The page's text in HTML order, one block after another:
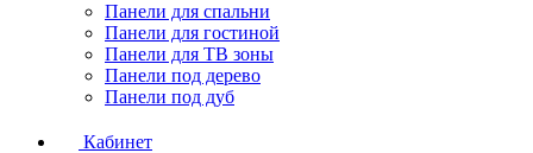
Панели для спальни
Панели для гостиной
Панели для ТВ зоны
Панели под дерево
Панели под дуб
Кабинет